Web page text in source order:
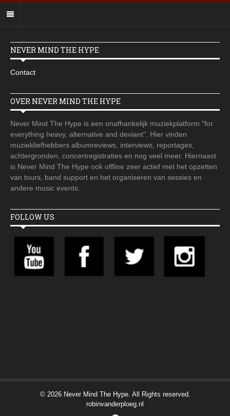
NEVER MIND THE HYPE
Contact
OVER NEVER MIND THE HYPE
Never Mind The Hype is een onafhankelijk muziekplatform "for
everything heavy, alternative and deviant". Hier vinden
muziekliefhebbers albumreviews, interviews, reportages,
achtergronden, concertregistraties en nog veel meer. Hiernaast
is Never Mind The Hype ook offline zeer actief met het opzetten
van tours, band support en het organiseren van sessies en
andere music events.
FOLLOW US
© 2026 Never Mind The Hype. All Rights reserved.
robinvanderploeg.nl